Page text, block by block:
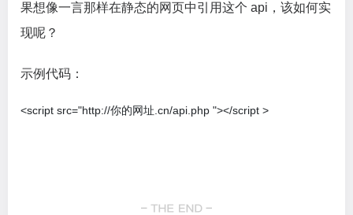
果想像一言那样在静态的网页中引用这个 api，该如何实
现呢？
示例代码：
<script src="http://你的网址.cn/api.php "></script >